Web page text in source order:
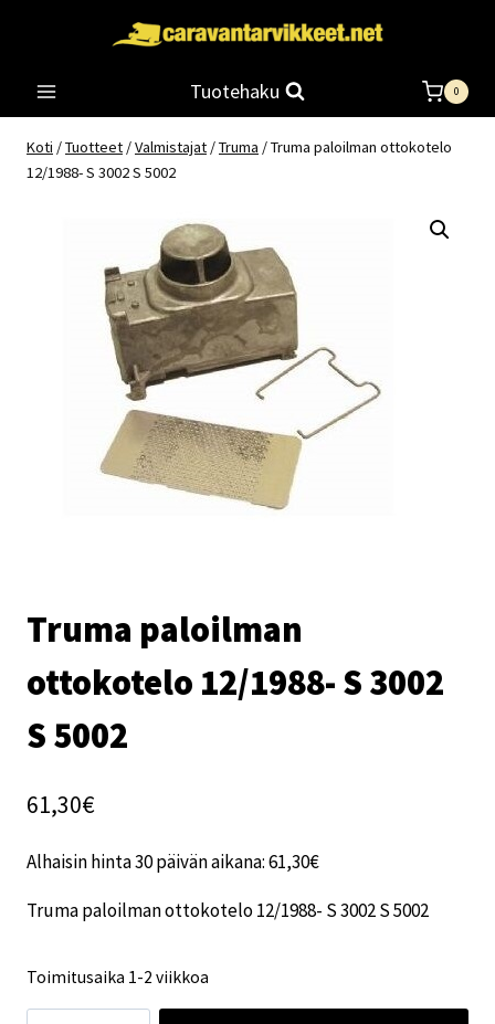
Tuotehaku 0
Koti /Tuotteet /Valmistajat /Truma /Truma paloilman ottokotelo
12/1988- S 3002 S 5002
Truma paloilman
ottokotelo 12/1988- S 3002
S 5002
61,30€
Alhaisin hinta 30 päivän aikana:61,30€
Truma paloilman ottokotelo 12/1988- S 3002 S 5002
Toimitusaika 1-2 viikkoa